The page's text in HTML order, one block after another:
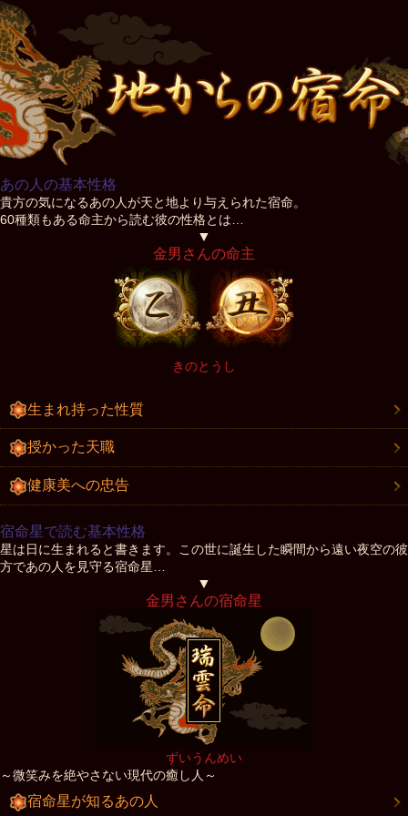
あの人の基本性格
貴方の気になるあの人が天と地より与えられた宿命。
60種類もある命主から読む彼の性格とは…
▼
金男さんの命主
きのとうし
生まれ持った性質
授かった天職
健康美への忠告
宿命星で読む基本性格
星は日に生まれると書きます。この世に誕生した瞬間から遠い夜空の彼
方であの人を見守る宿命星…
▼
金男さんの宿命星
ずいうんめい
～微笑みを絶やさない現代の癒し人～
宿命星が知るあの人